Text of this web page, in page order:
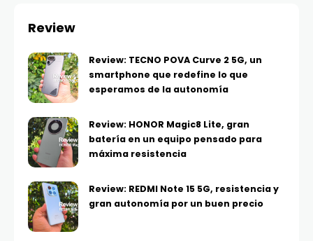
Review
Review: TECNO POVA Curve 2 5G, un
smartphone que redefine lo que
esperamos de la autonomía
Review: HONOR Magic8 Lite, gran
batería en un equipo pensado para
máxima resistencia
Review: REDMI Note 15 5G, resistencia y
gran autonomía por un buen precio